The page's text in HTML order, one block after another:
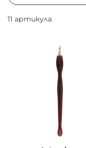
11 артикула